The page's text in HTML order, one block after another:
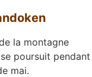
la montagne
poursuit pendant
mai.